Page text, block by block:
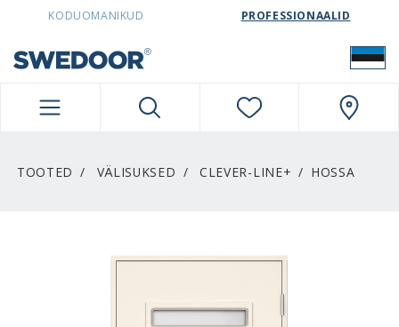
SWEDOORESTONIA NAVIGATION
KODUOMANIKUD PROFESSIONAALID
TOOTED VÄLISUKSED CLEVER-LINE+ HOSSA